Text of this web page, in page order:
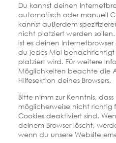
Du kannst deinen
automatisch oder manuell
kannst außerdem
nicht platziert werden
ist es deinen
du jedes Mal benachrichtigt
platziert wird. Für weitere
Möglichkeiten beachte die
Hilfesektion deines Browsers.
Bitte nimm zur Kenntnis,
möglicherweise nicht richtig
Cookies deaktiviert sind.
deinem Browser löscht,
wenn du unsere Website